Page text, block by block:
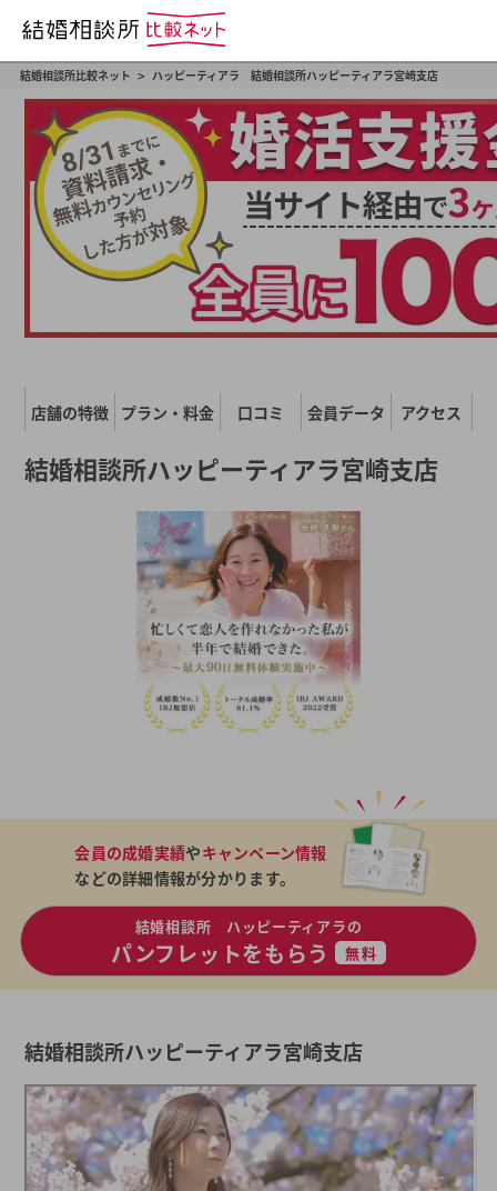
結婚相談所比較ネット > ハッピーティアラ 結婚相談所ハッピーティアラ宮崎支店
店舗の特徴 プラン・料金 口コミ 会員データ アクセス
結婚相談所ハッピーティアラ宮崎支店
会員の成婚実績やキャンペーン情報
などの詳細情報が分かります。
結婚相談所 ハッピーティアラの
パンフレットをもらう 無料
結婚相談所ハッピーティアラ宮崎支店